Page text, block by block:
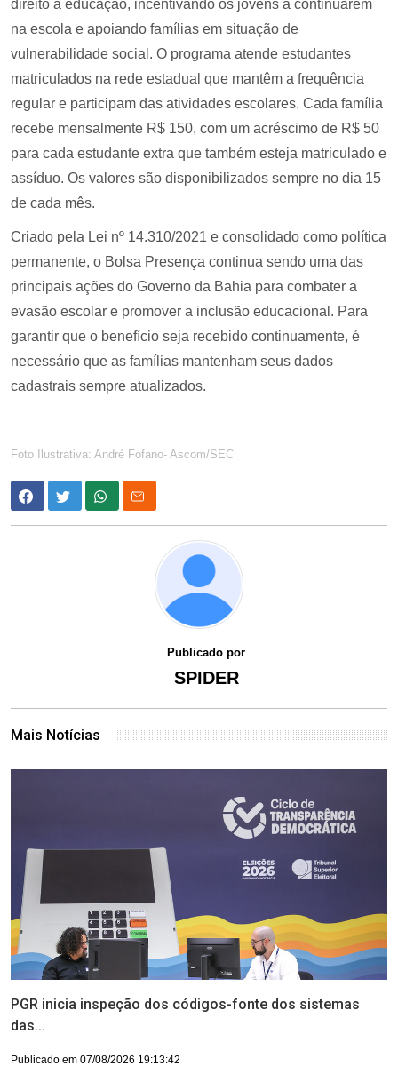
direito à educação, incentivando os jovens a continuarem
na escola e apoiando famílias em situação de
vulnerabilidade social. O programa atende estudantes
matriculados na rede estadual que mantêm a frequência
regular e participam das atividades escolares. Cada família
recebe mensalmente R$ 150, com um acréscimo de R$ 50
para cada estudante extra que também esteja matriculado e
assíduo. Os valores são disponibilizados sempre no dia 15
de cada mês.
Criado pela Lei nº 14.310/2021 e consolidado como política
permanente, o Bolsa Presença continua sendo uma das
principais ações do Governo da Bahia para combater a
evasão escolar e promover a inclusão educacional. Para
garantir que o benefício seja recebido continuamente, é
necessário que as famílias mantenham seus dados
cadastrais sempre atualizados.
Foto Ilustrativa: André Fofano- Ascom/SEC
Publicado por
SPIDER
Mais Notícias
PGR inicia inspeção dos códigos-fonte dos sistemas
das...
Publicado em 07/08/2026 19:13:42